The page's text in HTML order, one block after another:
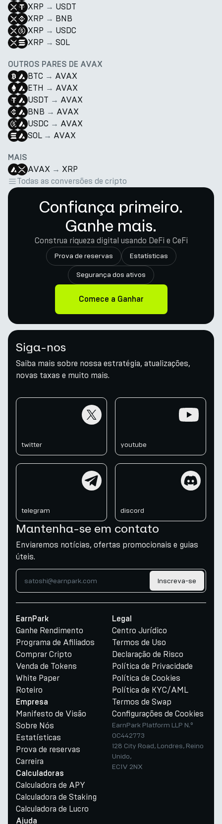
XRP → USDT
XRP → BNB
XRP → USDC
XRP → SOL
OUTROS PARES DE AVAX
BTC → AVAX
ETH → AVAX
USDT → AVAX
BNB → AVAX
USDC → AVAX
SOL → AVAX
MAIS
AVAX → XRP
Todas as conversões de cripto
Confiança primeiro.
Ganhe mais.
Construa riqueza digital usando DeFi e CeFi
Prova de reservas Estatísticas
Segurança dos ativos
Comece a Ganhar
Siga-nos
Saiba mais sobre nossa estratégia, atualizações,
novas taxas e muito mais.
twitter youtube
telegram discord
Mantenha-se em contato
Enviaremos notícias, ofertas promocionais e guias
úteis.
Inscreva-se
EarnPark
Ganhe Rendimento
Programa de Afiliados
Comprar Cripto
Venda de Tokens
White Paper
Roteiro
Empresa
Manifesto de Visão
Sobre Nós
Estatísticas
Prova de reservas
Carreira
Calculadoras
Calculadora de APY
Calculadora de Staking
Calculadora de Lucro
Ajuda
Legal
Centro Jurídico
Termos de Uso
Declaração de Risco
Política de Privacidade
Política de Cookies
Política de KYC/AML
Termos de Swap
Configurações de Cookies
EarnPark Platform LLP N.º
OC442773
128 City Road, Londres, Reino
Unido,
EC1V 2NX